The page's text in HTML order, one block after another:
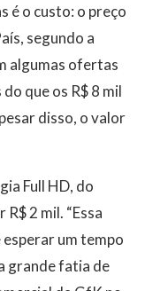
é o custo: o preço
segundo a
algumas ofertas
que os R$ 8 mil
disso, o valor
Full HD, do
2 mil. “Essa
um tempo
grande fatia de